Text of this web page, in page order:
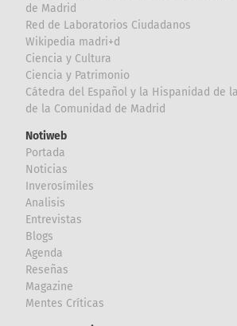
de Madrid
Red de Laboratorios Ciudadanos
Wikipedia madri+d
Ciencia y Cultura
Ciencia y Patrimonio
Cátedra del Español y la Hispanidad de
de la Comunidad de Madrid
Notiweb
Portada
Noticias
Inverosímiles
Analisis
Entrevistas
Blogs
Agenda
Reseñas
Magazine
Mentes Críticas